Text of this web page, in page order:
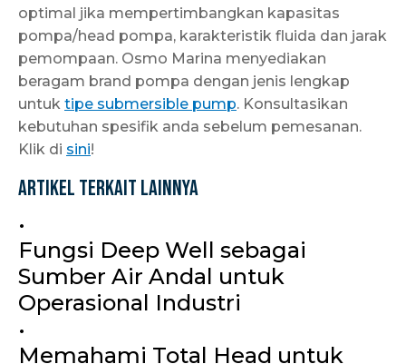
optimal jika mempertimbangkan kapasitas
pompa/head pompa, karakteristik fluida dan jarak
pemompaan. Osmo Marina menyediakan
beragam brand pompa dengan jenis lengkap
untuk tipe submersible pump. Konsultasikan
kebutuhan spesifik anda sebelum pemesanan.
Klik di sini!
Artikel Terkait Lainnya
•
Fungsi Deep Well sebagai
Sumber Air Andal untuk
Operasional Industri
•
Memahami Total Head untuk